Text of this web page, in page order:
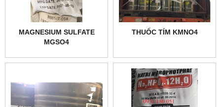
MAGNESIUM SULFATE
MGSO4
THUỐC TÍM KMNO4